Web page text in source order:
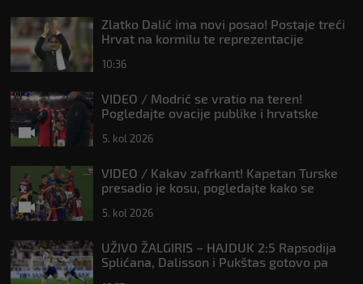
Zlatko Dalić ima novi posao! Postaje treći
Hrvat na kormilu te reprezentacije
10:36
VIDEO / Modrić se vratio na teren!
Pogledajte ovacije publike i hrvatske
5. kol 2026
VIDEO / Kakav zafrkant! Kapetan Turske
presadio je kosu, pogledajte kako se
5. kol 2026
UŽIVO ŽALGIRIS – HAJDUK 2:5 Rapsodija
Splićana, Dalisson i Pukštas gotovo pa